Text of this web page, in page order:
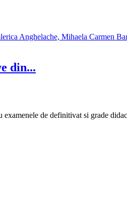
din...
de definitivat si grade